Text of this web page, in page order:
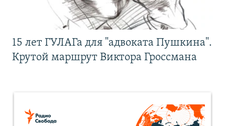
15 лет ГУЛАГа для "адвоката Пушкина".
Крутой маршрут Виктора Гроссмана